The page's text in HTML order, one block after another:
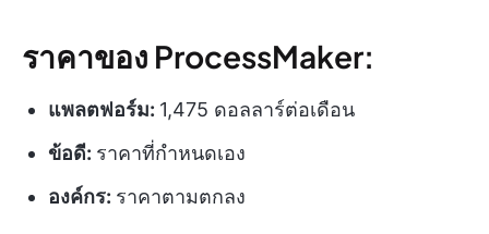
ราคาของ ProcessMaker:
แพลตฟอร์ม: 1,475 ดอลลาร์ต่อเดือน
ข้อดี: ราคาที่กำหนดเอง
องค์กร: ราคาตามตกลง